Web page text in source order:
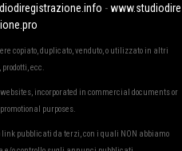
-www.studiodire
copiato, duplicato, venduto, o utilizzato in altri
ecc.
incorporated in commercial documents or
purposes.
pubblicati da terzi, con i quali NON abbiamo